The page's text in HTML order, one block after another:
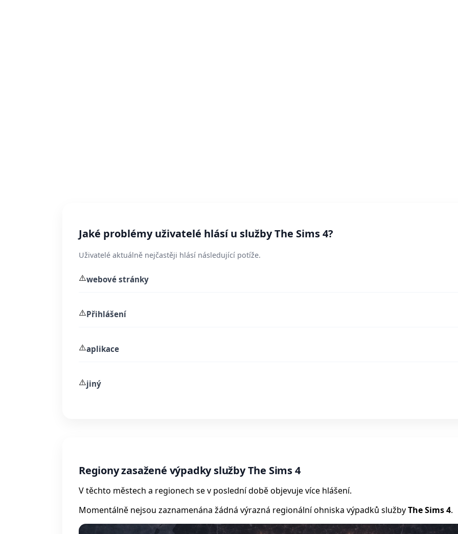
Jaké problémy uživatelé hlásí u služby The Sims 4?
Uživatelé aktuálně nejčastěji hlásí následující potíže.
⚠️webové stránky
⚠️Přihlášení
⚠️aplikace
⚠️jiný
Regiony zasažené výpadky služby The Sims 4
V těchto městech a regionech se v poslední době objevuje více hlášení.
Momentálně nejsou zaznamenána žádná výrazná regionální ohniska výpadků službyThe Sims 4.